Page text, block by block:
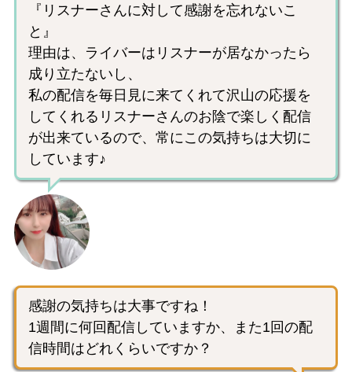
『リスナーさんに対して感謝を忘れないこ
と』
理由は、ライバーはリスナーが居なかったら
成り立たないし、
私の配信を毎日見に来てくれて沢山の応援を
してくれるリスナーさんのお陰で楽しく配信
が出来ているので、常にこの気持ちは大切に
しています♪
感謝の気持ちは大事ですね！
1週間に何回配信していますか、また1回の配
信時間はどれくらいですか？